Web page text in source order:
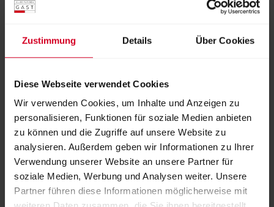
Zustimmung Details Über Cookies
Diese Webseite verwendet Cookies
Wir verwenden Cookies, um Inhalte und Anzeigen zu
personalisieren, Funktionen für soziale Medien anbieten
zu können und die Zugriffe auf unsere Website zu
analysieren. Außerdem geben wir Informationen zu Ihrer
Verwendung unserer Website an unsere Partner für
soziale Medien, Werbung und Analysen weiter. Unsere
Partner führen diese Informationen möglicherweise mit
Aussteller:
Weitere Produkte von diesem Aussteller